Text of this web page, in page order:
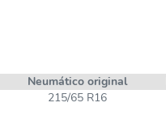
Neumático original
215/65 R16